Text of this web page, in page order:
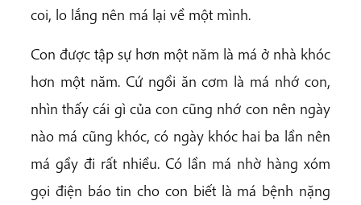
coi, lo lắng nên má lại về một mình.
Con được tập sự hơn một năm là má ở nhà khóc
hơn một năm. Cứ ngồi ăn cơm là má nhớ con,
nhìn thấy cái gì của con cũng nhớ con nên ngày
nào má cũng khóc, có ngày khóc hai ba lần nên
má gầy đi rất nhiều. Có lần má nhờ hàng xóm
gọi điện báo tin cho con biết là má bệnh nặng